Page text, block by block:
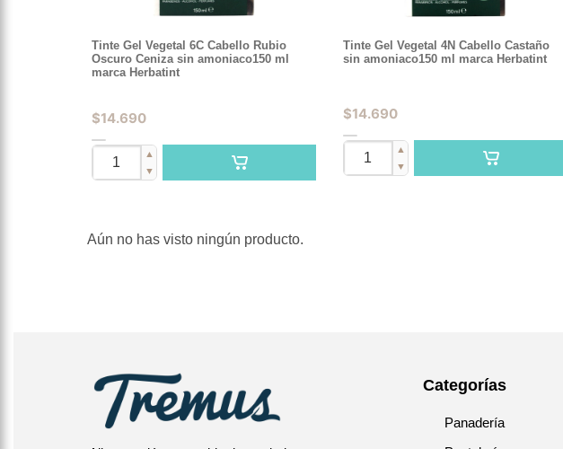
Tinte Gel Vegetal 6C Cabello Rubio
Oscuro Ceniza sin amoniaco150 ml
marca Herbatint
$14.690
▲
▼
Tinte Gel Vegetal 4N Cabello Castaño
sin amoniaco150 ml marca Herbatint
$14.690
▲
▼
Aún no has visto ningún producto.
Categorías
Panadería